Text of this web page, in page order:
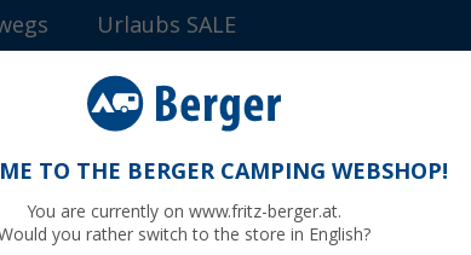
Urlaubs SALE
AL-KO Metallspindelmutter
TO THE BERGER CAMPING WEBSHOP!
You are currently on www.fritz-berger.at.
you rather switch to the store in English?